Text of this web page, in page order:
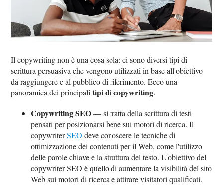
Il copywriting non è una cosa sola: ci sono diversi tipi di
scrittura persuasiva che vengono utilizzati in base all'obiettivo
da raggiungere e al pubblico di riferimento. Ecco una
panoramica dei principalitipi di copywriting.
Copywriting SEO— si tratta della scrittura di testi
pensati per posizionarsi bene sui motori di ricerca. Il
copywriterSEO deve conoscere le tecniche di
ottimizzazione dei contenuti per il Web, come l'utilizzo
delle parole chiave e la struttura del testo. L'obiettivo del
copywriter SEO è quello di aumentare la visibilità del sito
Web sui motori di ricerca e attirare visitatori qualificati.